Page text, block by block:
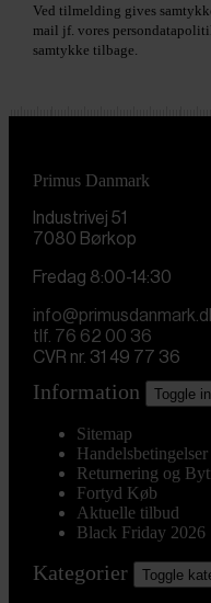
Ved tilmelding gives
mail jf. vores
samtykke tilbage.
Primus Danmark
Industrivej 51
7080 Børkop
Fredag 8:00-14:30
tlf. 76 62 00 36
CVR nr. 31 49 77 36
Information Toggle
Sitemap
Handelsbetingelser
Returnering og
Fortyd Køb
Aktuelle tilbud
Black Friday 2026
Kategorier Toggle